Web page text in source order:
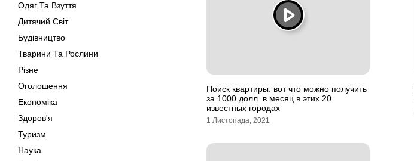
Одяг Та Взуття
Дитячий Світ
Будівництво
Тварини Та Рослини
Різне
Оголошення
Економіка
Здоров'я
Туризм
Наука
Поиск квартиры: вот что можно получить
за 1000 долл. в месяц в этих 20
известных городах
1 Листопада, 2021